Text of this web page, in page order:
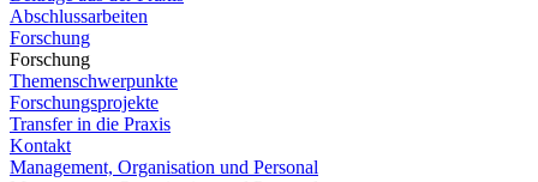
Abschlussarbeiten
Forschung
Forschung
Themenschwerpunkte
Forschungsprojekte
Transfer in die Praxis
Kontakt
Management, Organisation und Personal